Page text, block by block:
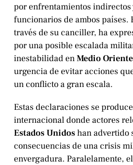
por enfrentamientos
funcionarios de ambos países.
través de su canciller, ha
por una posible escalada
inestabilidad enMedio Oriente
urgencia de evitar acciones
un conflicto a gran escala.
Estas declaraciones se
internacional donde actores
Estados Unidoshan advertido
consecuencias de una crisis
envergadura. Paralelamente,